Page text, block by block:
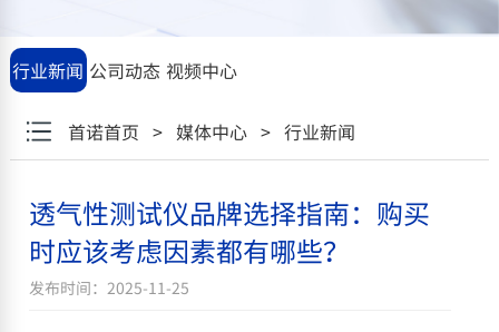
行业新闻 公司动态 视频中心
首诺首页 > 媒体中心> 行业新闻
透气性测试仪品牌选择指南：购买
时应该考虑因素都有哪些？
发布时间：2025-11-25